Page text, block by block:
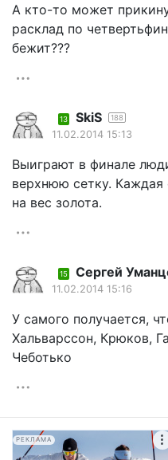
А кто-то может
расклад по
бежит???
13 SkiS 188
11.02.2014 15:13
Выиграют в финале
верхнюю сетку. Каждая
на вес золота.
15 Cергей
11.02.2014 15:16
У самого получается,
Хальварссон, Крюков,
Чеботько
РЕКЛАМА